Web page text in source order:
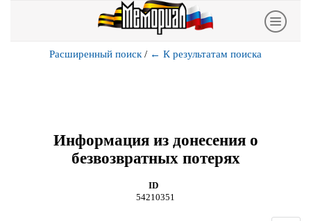
Расширенный поиск / ← К результатам поиска
Информация из донесения о
безвозвратных потерях
ID
54210351